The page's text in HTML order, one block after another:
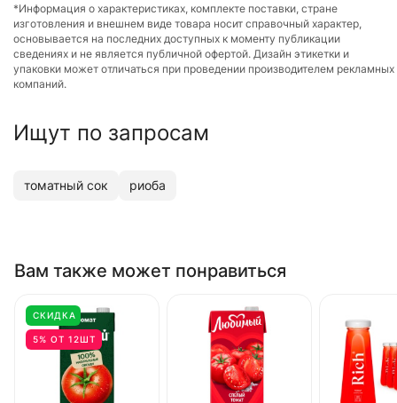
*Информация о характеристиках, комплекте поставки, стране
изготовления и внешнем виде товара носит справочный характер,
основывается на последних доступных к моменту публикации
сведениях и не является публичной офертой. Дизайн этикетки и
упаковки может отличаться при проведении производителем рекламных
компаний.
Ищут по запросам
томатный сок риоба
Вам также может понравиться
СКИДКА
5% ОТ 12ШТ